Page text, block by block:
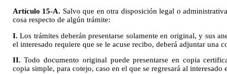
Artículo 15-A. Salvo que en otra disposición legal o
cosa respecto de algún trámite:
I.Los trámites deberán presentarse solamente en original, y sus
el interesado requiere que se le acuse recibo, deberá adjuntar una
II.Todo documento original puede presentarse en copia
copia simple, para cotejo, caso en el que se regresará al interesado